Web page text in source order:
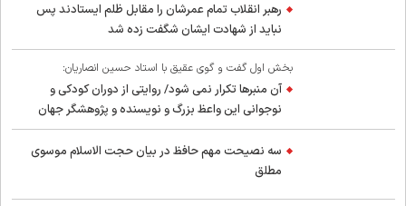
رهبر انقلاب تمام عمرشان را مقابل ظلم ایستادند پس
نباید از شهادت ایشان شگفت زده شد
بخش اول گفت و گوی عقیق با استاد حسین انصاریان:
آن منبرها تکرار نمی شود/ روایتی از دوران کودکی و
نوجوانی این واعظ بزرگ و نویسنده و پژوهشگر جهان
اسلام
سه نصیحت مهم حافظ در بیان حجت الاسلام موسوی
مطلق